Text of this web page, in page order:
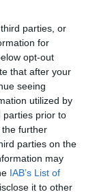
parties, or
for
opt-out
that after your
seeing
utilized by
parties prior to
further
parties on the
may
IAB’s List of
it to other
a mí en
para
envía tu